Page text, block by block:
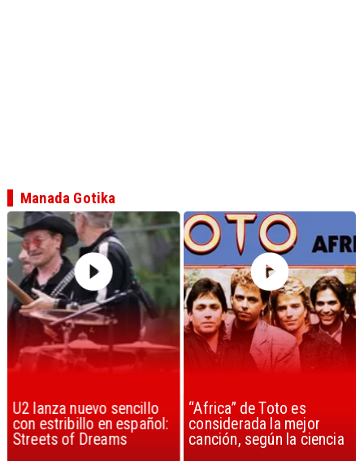
U2 lanza nuevo sencillo
con estribillo en español:
Streets of Dreams
“Africa” de Toto es
considerada la mejor
canción, según la ciencia
Manada Gotika